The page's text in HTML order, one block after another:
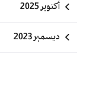
أكتوبر 2025
ديسمبر 2023